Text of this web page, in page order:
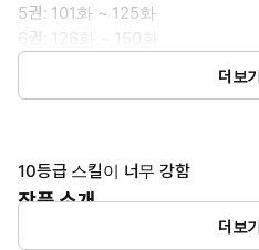
5권: 101화 ~ 125화
6권: 126화 ~ 150화
더보
10등급 스킬이 너무 강함
작품 소개
눈을 떴을 땐 게임 속이었다. 10등
더보